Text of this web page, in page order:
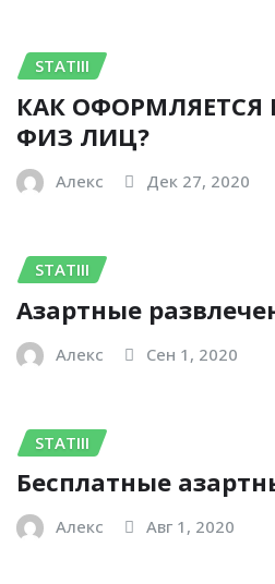
STATIII
КАК ОФОРМЛЯЕТСЯ
ФИЗ ЛИЦ?
Алекс Дек 27, 2020
STATIII
Азартные
Алекс Сен 1, 2020
STATIII
Бесплатные
Алекс Авг 1, 2020